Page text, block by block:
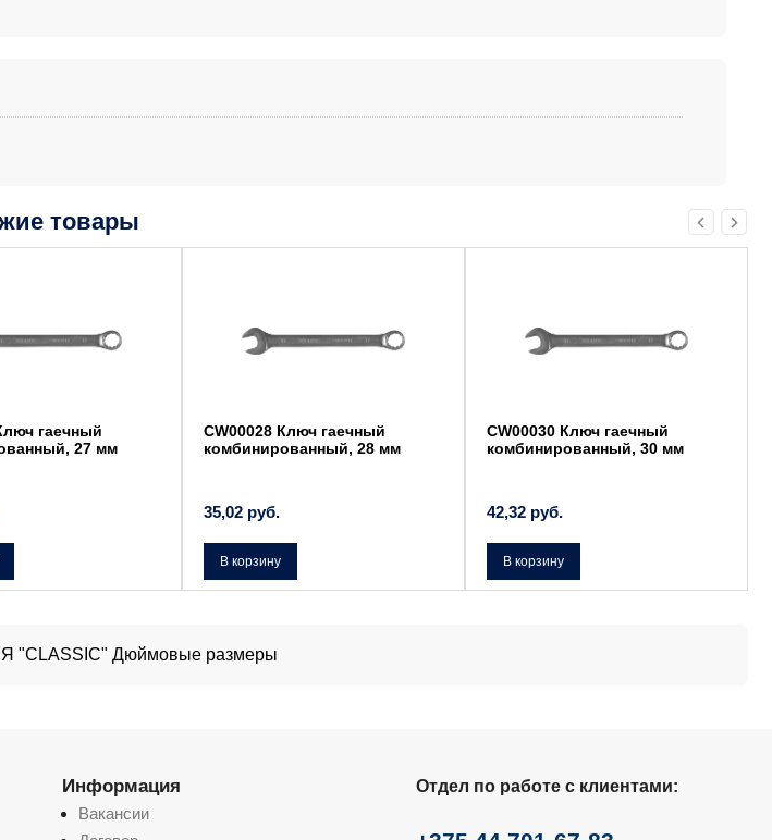
товары
гаечный
27 мм
CW00028 Ключ гаечный
комбинированный, 28 мм
35,02 руб.
В корзину
CW00030 Ключ гаечный
комбинированный, 30 мм
42,32 руб.
В корзину
"CLASSIC" Дюймовые размеры
Информация
Вакансии
Отдел по работе с клиентами: